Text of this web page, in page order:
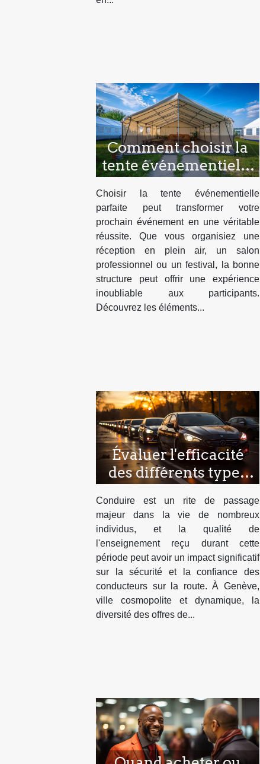
Comment choisir la
tente événementielle
idéale pour votre
prochain événement
Choisir la tente événementielle
parfaite peut transformer votre
prochain événement en une véritable
réussite. Que vous organisiez une
réception en plein air, un salon
professionnel ou un festival, la bonne
structure peut offrir une expérience
inoubliable aux participants.
Découvrez les éléments...
Évaluer l'efficacité
des différents types
de cours de conduite
proposés à Genève
Conduire est un rite de passage
majeur dans la vie de nombreux
individus, et la qualité de
l'enseignement reçu durant cette
période peut avoir un impact significatif
sur la sécurité et la confiance des
conducteurs sur la route. À Genève,
ville cosmopolite et dynamique, la
diversité des offres de...